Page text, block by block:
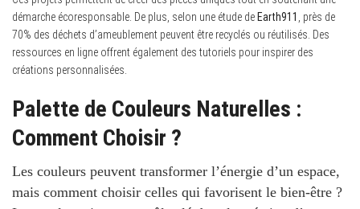
démarche écoresponsable. De plus, selon une étude de Earth911 , près de
70% des déchets d’ameublement peuvent être recyclés ou réutilisés. Des
ressources en ligne offrent également des tutoriels pour inspirer des
créations personnalisées.
Palette de Couleurs Naturelles :
Comment Choisir ?
Les couleurs peuvent transformer l’énergie d’un espace,
mais comment choisir celles qui favorisent le bien-être ?